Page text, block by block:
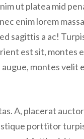
ut platea mid
enim lorem
sagittis a ac!
est sit, montes
montes velit
A, placerat
porttitor